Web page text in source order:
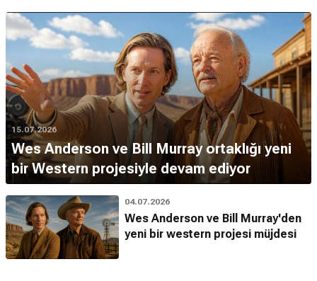
15.07.2026
Wes Anderson ve Bill Murray ortaklığı yeni
bir Western projesiyle devam ediyor
04.07.2026
Wes Anderson ve Bill Murray'den
yeni bir western projesi müjdesi